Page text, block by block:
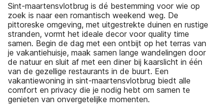
Sint-maartensvlotbrug is dé bestemming voor wie op
zoek is naar een romantisch weekend weg. De
pittoreske omgeving, met uitgestrekte duinen en rustige
stranden, vormt het ideale decor voor quality time
samen. Begin de dag met een ontbijt op het terras van
je vakantiehuisje, maak samen lange wandelingen door
de natuur en sluit af met een diner bij kaarslicht in één
van de gezellige restaurants in de buurt. Een
vakantiewoning in sint-maartensvlotbrug biedt alle
comfort en privacy die je nodig hebt om samen te
genieten van onvergetelijke momenten.